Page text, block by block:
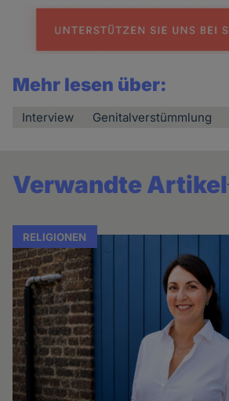
Mehr lesen über:
Interview Genitalverstümmlung
Verwandte Artikel
RELIGIONEN